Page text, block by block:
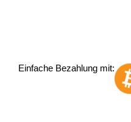
Einfache Bezahlung mit: